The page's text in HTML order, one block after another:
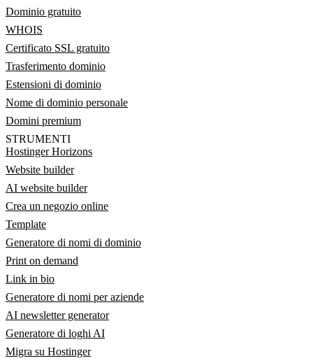
Dominio gratuito
WHOIS
Certificato SSL gratuito
Trasferimento dominio
Estensioni di dominio
Nome di dominio personale
Domini premium
STRUMENTI
Hostinger Horizons
Website builder
AI website builder
Crea un negozio online
Template
Generatore di nomi di dominio
Print on demand
Link in bio
Generatore di nomi per aziende
AI newsletter generator
Generatore di loghi AI
Migra su Hostinger